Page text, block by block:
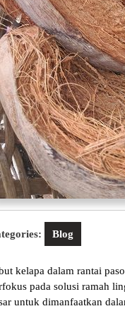
Blog
kelapa dalam rantai
pada solusi ramah
untuk dimanfaatkan